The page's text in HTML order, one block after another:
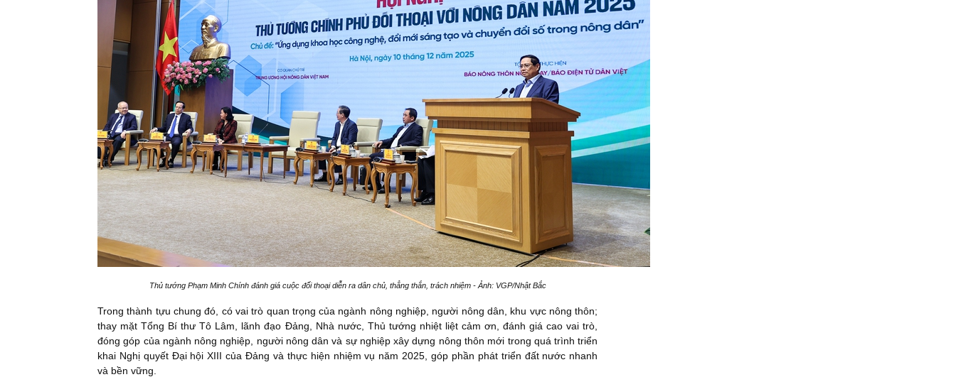
Thủ tướng Phạm Minh Chính đánh giá cuộc đối thoại diễn ra dân chủ, thẳng thắn, trách nhiệm - Ảnh: VGP/Nhật Bắc
Trong thành tựu chung đó, có vai trò quan trọng của ngành nông nghiệp, người nông dân, khu vực nông thôn;
thay mặt Tổng Bí thư Tô Lâm, lãnh đạo Đảng, Nhà nước, Thủ tướng nhiệt liệt cảm ơn, đánh giá cao vai trò,
đóng góp của ngành nông nghiệp, người nông dân và sự nghiệp xây dựng nông thôn mới trong quá trình triển
khai Nghị quyết Đại hội XIII của Đảng và thực hiện nhiệm vụ năm 2025, góp phần phát triển đất nước nhanh
và bền vững.